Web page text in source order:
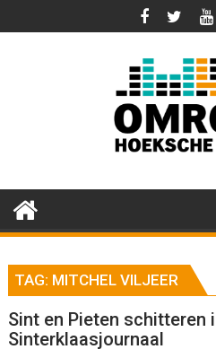
naar
TAG: MITCHEL VILJEER
Sint en Pieten schitteren
Sinterklaasjournaal